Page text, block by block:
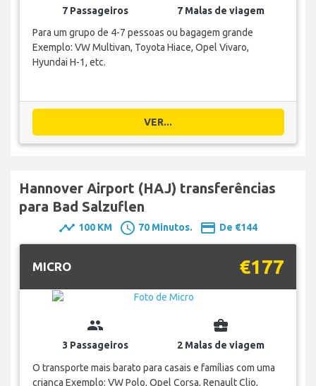
7 Passageiros
7 Malas de viagem
Para um grupo de 4-7 pessoas ou bagagem grande
Exemplo: VW Multivan, Toyota Hiace, Opel Vivaro,
Hyundai H-1, etc.
VER...
Hannover Airport (HAJ) transferências
para Bad Salzuflen
timeline 100 KM schedule 70 Minutos. payment De €144
MICRO €177
group
3 Passageiros
business_center
2 Malas de viagem
O transporte mais barato para casais e famílias com uma
criança Exemplo: VW Polo, Opel Corsa, Renault Clio,